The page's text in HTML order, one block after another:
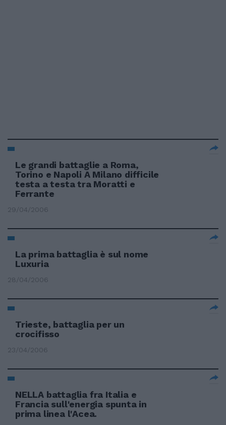
Le grandi battaglie a Roma,
Torino e Napoli A Milano difficile
testa a testa tra Moratti e
Ferrante
29/04/2006
La prima battaglia è sul nome
Luxuria
28/04/2006
Trieste, battaglia per un
crocifisso
23/04/2006
NELLA battaglia fra Italia e
Francia sull'energia spunta in
prima linea l'Acea.